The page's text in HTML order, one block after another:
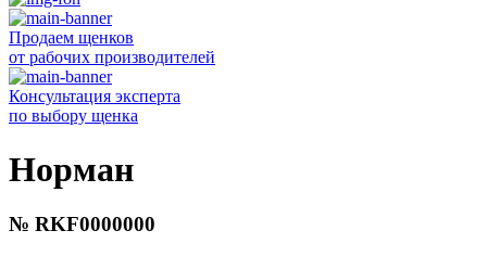
Продаем щенков
от рабочих производителей
Консультация эксперта
по выбору щенка
Норман
№ RKF0000000